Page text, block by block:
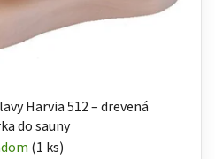
Harvia 512 – drevená
do sauny
(1 ks)